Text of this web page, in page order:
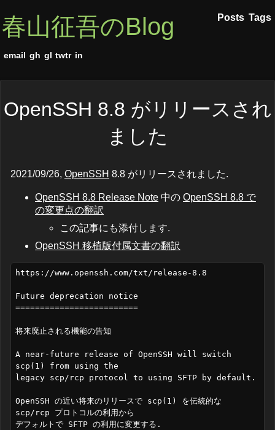
春山征吾のBlog Posts Tags
email gh gl twtr in
OpenSSH 8.8 がリリースされ
ました
2021/09/26, OpenSSH 8.8 がリリースされました.
OpenSSH 8.8 Release Note 中の OpenSSH 8.8 で
の変更点の翻訳
この記事にも添付します.
OpenSSH 移植版付属文書の翻訳
https://www.openssh.com/txt/release-8.8
Future deprecation notice
=========================
将来廃止される機能の告知
A near-future release of OpenSSH will switch
scp(1) from using the
legacy scp/rcp protocol to using SFTP by default.
OpenSSH の近い将来のリリースで scp(1) を伝統的な
scp/rcp プロトコルの利用から
デフォルトで SFTP の利用に変更する.